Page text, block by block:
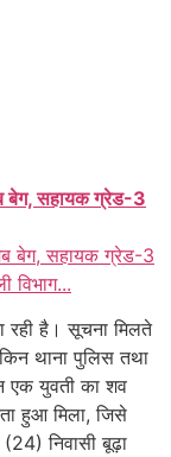
बेग, सहायक ग्रेड-3
बेग, सहायक ग्रेड-3
विभाग...
रही है। सूचना मिलते
थाना पुलिस तथा
एक युवती का शव
हुआ मिला, जिसे
निवासी बूढ़ा